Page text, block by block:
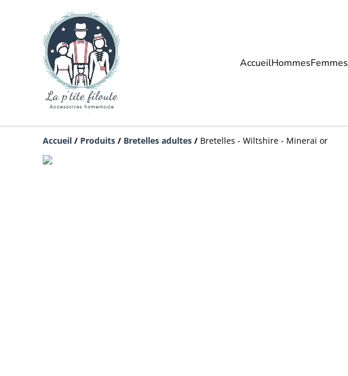
AccueilHommesFemmes
Accueil / Produits / Bretelles adultes / Bretelles - Wiltshire - Minerai or